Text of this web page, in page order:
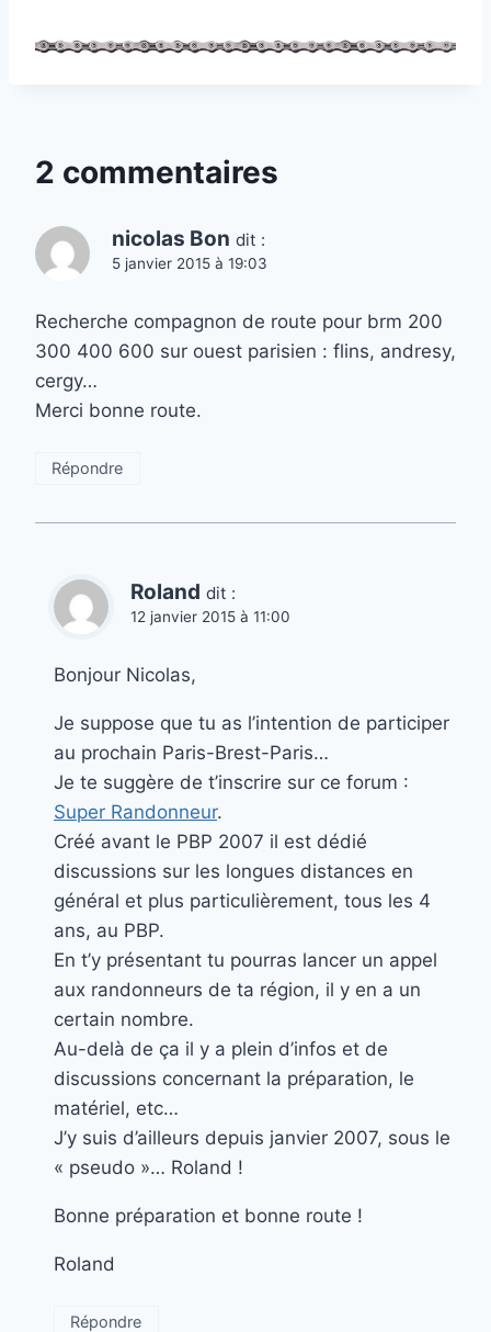
2 commentaires
nicolas Bon dit :
5 janvier 2015 à 19:03
Recherche compagnon de route pour brm 200
300 400 600 sur ouest parisien : flins, andresy,
cergy…
Merci bonne route.
Répondre
Roland dit :
12 janvier 2015 à 11:00
Bonjour Nicolas,
Je suppose que tu as l’intention de participer
au prochain Paris-Brest-Paris…
Je te suggère de t’inscrire sur ce forum :
Super Randonneur.
Créé avant le PBP 2007 il est dédié
discussions sur les longues distances en
général et plus particulièrement, tous les 4
ans, au PBP.
En t’y présentant tu pourras lancer un appel
aux randonneurs de ta région, il y en a un
certain nombre.
Au-delà de ça il y a plein d’infos et de
discussions concernant la préparation, le
matériel, etc…
J’y suis d’ailleurs depuis janvier 2007, sous le
« pseudo »… Roland !
Bonne préparation et bonne route !
Roland
Répondre